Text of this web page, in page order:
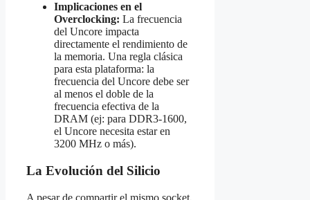
Implicaciones en el
Overclocking: La frecuencia
del Uncore impacta
directamente el rendimiento de
la memoria. Una regla clásica
para esta plataforma: la
frecuencia del Uncore debe ser
al menos el doble de la
frecuencia efectiva de la
DRAM (ej: para DDR3-1600,
el Uncore necesita estar en
3200 MHz o más).
La Evolución del Silicio
A pesar de compartir el mismo socket,